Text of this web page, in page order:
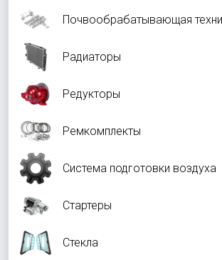
Почвообрабатывающая
Радиаторы
Редукторы
Ремкомплекты
Система подготовки воздуха
Стартеры
Стекла